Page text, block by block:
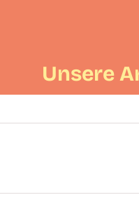
Unsere